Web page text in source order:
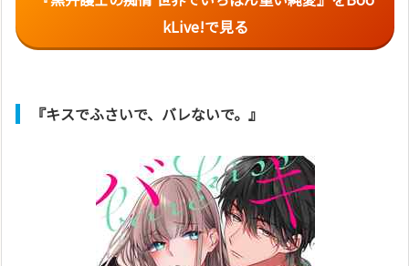
kLive!で見る
『キスでふさいで、バレないで。』